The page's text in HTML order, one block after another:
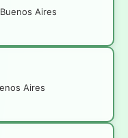
Aires
Aires